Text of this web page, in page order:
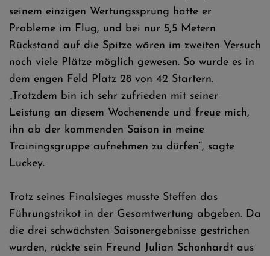
seinem einzigen Wertungssprung hatte er
Probleme im Flug, und bei nur 5,5 Metern
Rückstand auf die Spitze wären im zweiten Versuch
noch viele Plätze möglich gewesen. So wurde es in
dem engen Feld Platz 28 von 42 Startern.
„Trotzdem bin ich sehr zufrieden mit seiner
Leistung an diesem Wochenende und freue mich,
ihn ab der kommenden Saison in meine
Trainingsgruppe aufnehmen zu dürfen“, sagte
Luckey.
Trotz seines Finalsieges musste Steffen das
Führungstrikot in der Gesamtwertung abgeben. Da
die drei schwächsten Saisonergebnisse gestrichen
wurden, rückte sein Freund Julian Schonhardt aus